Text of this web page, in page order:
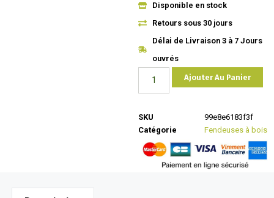
Disponible en stock
Retours sous 30 jours
Délai de Livraison 3 à 7 Jours
ouvrés
Ajouter Au Panier
SKU
99e8e6183f3f
Catégorie
Fendeuses à bois